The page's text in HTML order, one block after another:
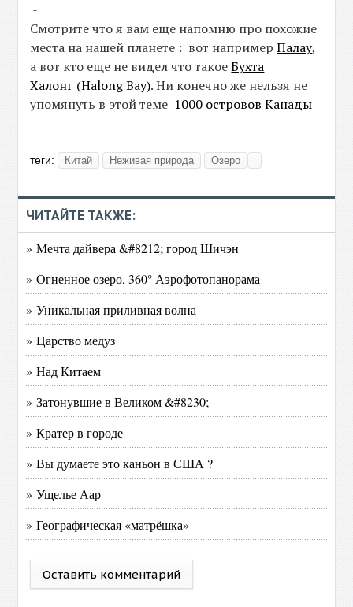
-
Смотрите что я вам еще напомню про похожие
места на нашей планете : вот напримерПалау,
а вот кто еще не видел что такоеБухта
Халонг (Halong Bay). Ни конечно же нельзя не
упомянуть в этой теме 1000 островов Канады
теги: Китай Неживая природа Озеро
ЧИТАЙТЕ ТАКЖЕ:
» Мечта дайвера &#8212; город Шичэн
» Огненное озеро, 360° Аэрофотопанорама
» Уникальная приливная волна
» Царство медуз
» Над Китаем
» Затонувшие в Великом &#8230;
» Кратер в городе
» Вы думаете это каньон в США ?
» Ущелье Аар
» Географическая «матрёшка»
Оставить комментарий